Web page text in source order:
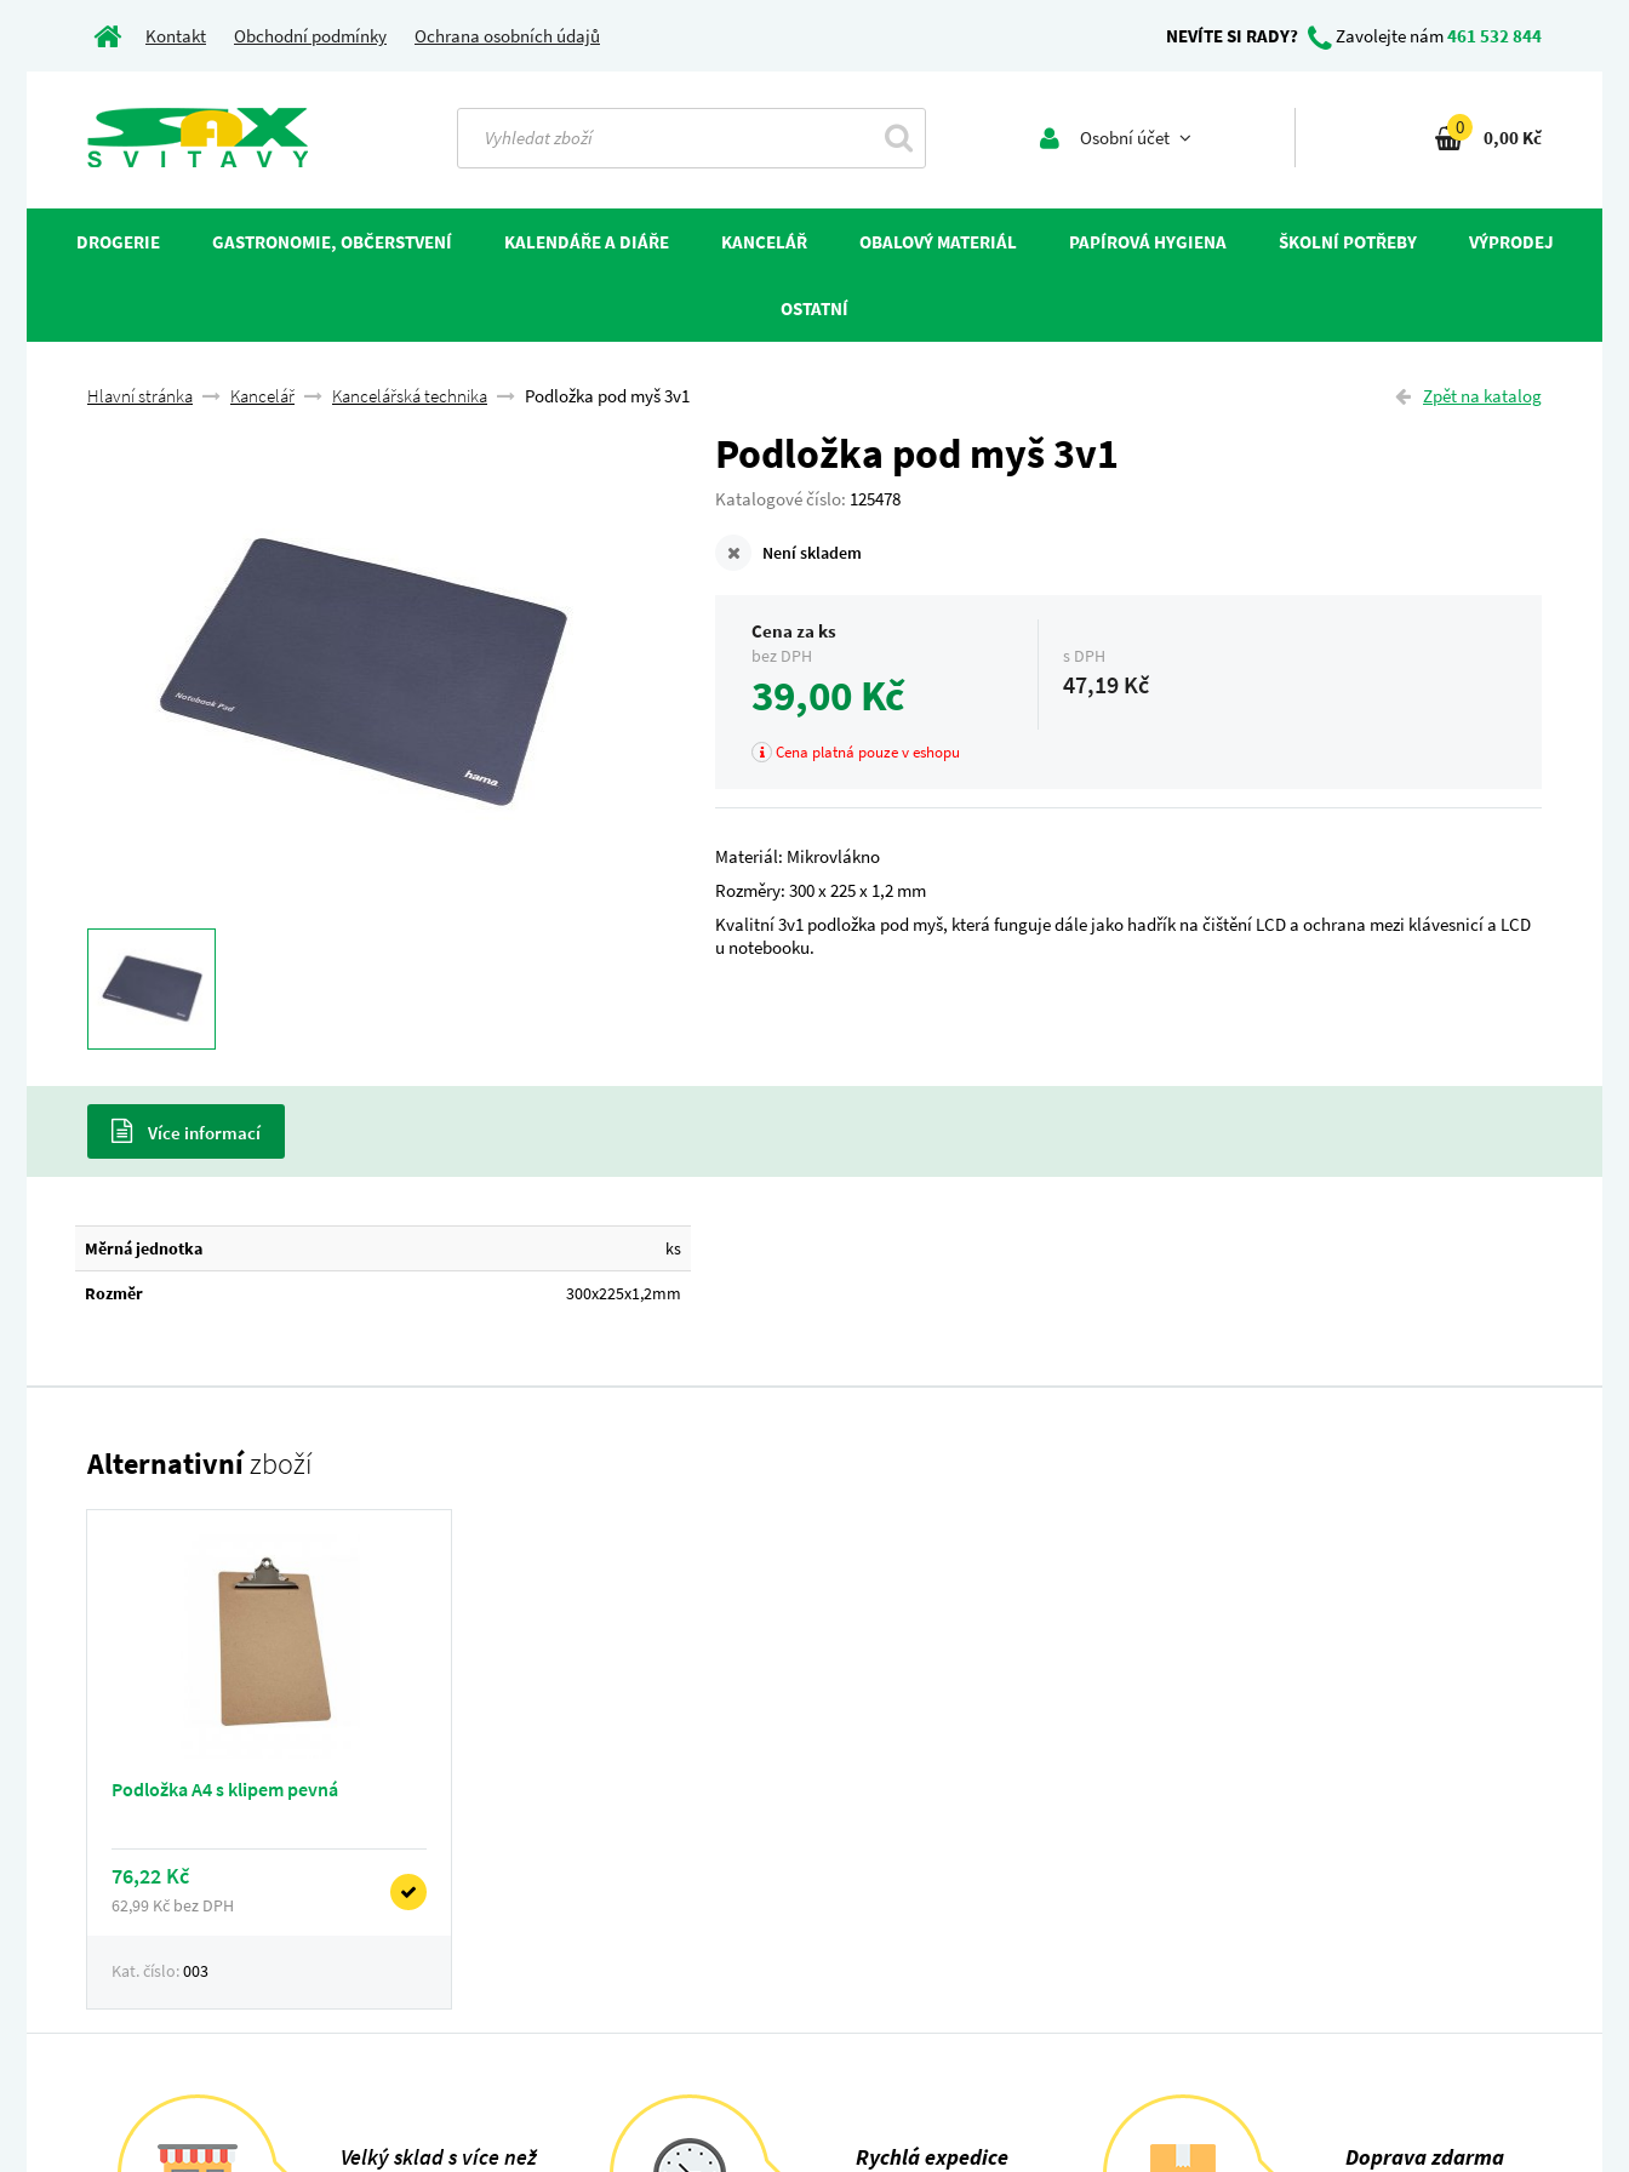
Kontakt Obchodní podmínky Ochrana osobních údajů NEVÍTE SI RADY? Zavolejte nám461 532 844
Osobní účet 0 0,00 Kč
DROGERIE GASTRONOMIE, OBČERSTVENÍ KALENDÁŘE A DIÁŘE KANCELÁŘ OBALOVÝ MATERIÁL PAPÍROVÁ HYGIENA ŠKOLNÍ POTŘEBY VÝPRODEJ
OSTATNÍ
Zpět na katalog
Hlavní stránka Kancelář Kancelářská technika Podložka pod myš 3v1
Podložka pod myš 3v1
Katalogové číslo: 125478
Není skladem
Cena za ks
bez DPH
39,00 Kč
s DPH
47,19 Kč
Cena platná pouze v eshopu
Materiál: Mikrovlákno
Rozměry: 300 x 225 x 1,2 mm
Kvalitní 3v1 podložka pod myš, která funguje dále jako hadřík na čištění LCD a ochrana mezi klávesnicí a LCD
u notebooku.
Více informací
Měrná jednotka ks
Rozměr 300x225x1,2mm
Alternativnízboží
Podložka A4 s klipem pevná
76,22 Kč
62,99 Kč bez DPH
Kat. číslo:003
Velký sklad s více než
Rychlá expedice
Doprava zdarma